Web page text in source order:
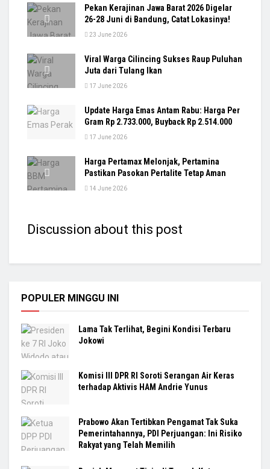
Pekan Kerajinan Jawa Barat 2026 Digelar
26-28 Juni di Bandung, Catat Lokasinya!
23 June 2026
Viral Warga Cilincing Sukses Raup Puluhan
Juta dari Tulang Ikan
17 June 2026
Update Harga Emas Antam Rabu: Harga Per
Gram Rp 2.733.000, Buyback Rp 2.514.000
17 June 2026
Harga Pertamax Melonjak, Pertamina
Pastikan Pasokan Pertalite Tetap Aman
14 June 2026
Discussion about this post
POPULER MINGGU INI
Lama Tak Terlihat, Begini Kondisi Terbaru
Jokowi
Komisi III DPR RI Soroti Serangan Air Keras
terhadap Aktivis HAM Andrie Yunus
Prabowo Akan Tertibkan Pengamat Tak Suka
Pemerintahannya, PDI Perjuangan: Ini Risiko
Rakyat yang Telah Memilih